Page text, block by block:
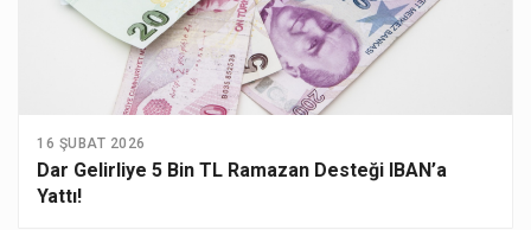
16 ŞUBAT 2026
Dar Gelirliye 5 Bin TL Ramazan Desteği IBAN’a
Yattı!